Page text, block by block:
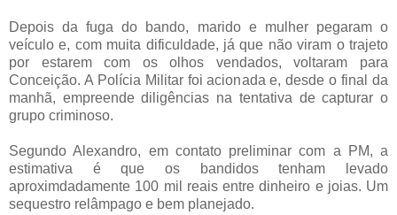
Depois da fuga do bando, marido e mulher pegaram o
veículo e, com muita dificuldade, já que não viram o trajeto
por estarem com os olhos vendados, voltaram para
Conceição. A Polícia Militar foi acionada e, desde o final da
manhã, empreende diligências na tentativa de capturar o
grupo criminoso.
Segundo Alexandro, em contato preliminar com a PM, a
estimativa é que os bandidos tenham levado
aproximdadamente 100 mil reais entre dinheiro e joias. Um
sequestro relâmpago e bem planejado.